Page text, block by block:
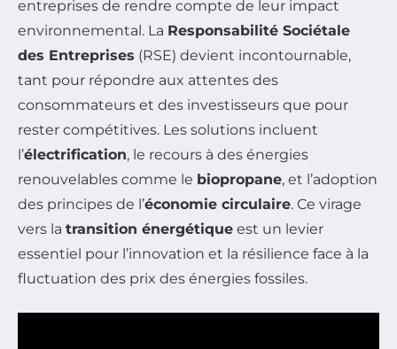
entreprises de rendre compte de leur impact
environnemental. La Responsabilité Sociétale
des Entreprises (RSE) devient incontournable,
tant pour répondre aux attentes des
consommateurs et des investisseurs que pour
rester compétitives. Les solutions incluent
l’électrification, le recours à des énergies
renouvelables comme le biopropane, et l’adoption
des principes de l’économie circulaire. Ce virage
vers la transition énergétique est un levier
essentiel pour l’innovation et la résilience face à la
fluctuation des prix des énergies fossiles.